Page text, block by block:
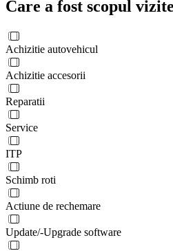
Care a fost scopul
Achizitie autovehicul
Achizitie accesorii
Reparatii
Service
ITP
Schimb roti
Actiune de rechemare
Update/-Upgrade software